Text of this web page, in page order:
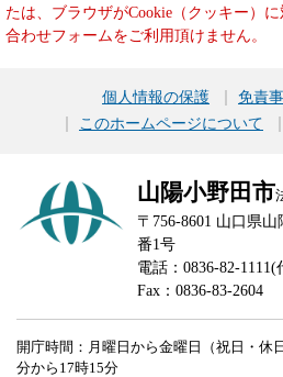
たは、ブラウザがCookie（クッキー）
合わせフォームをご利用頂けません。
個人情報の保護 免責
このホームページについて
山陽小野田市
〒756-8601 山口県
番1号
電話：0836-82-1111(
Fax：0836-83-2604
開庁時間：月曜日から金曜日（祝日・休
分から17時15分